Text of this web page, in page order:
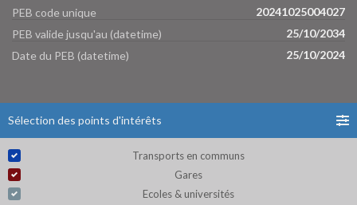
PEB code unique
20241025004027
PEB valide jusqu'au (datetime)
25/10/2034
Date du PEB (datetime)
25/10/2024
Sélection des points d'intérêts
Transports en communs
Gares
Ecoles & universités